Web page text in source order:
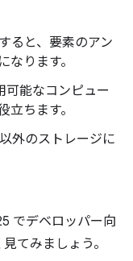
ると、要素のアン
ります。
可能なコンピュー
ちます。
外のストレージに
でデベロッパー向
てみましょう。